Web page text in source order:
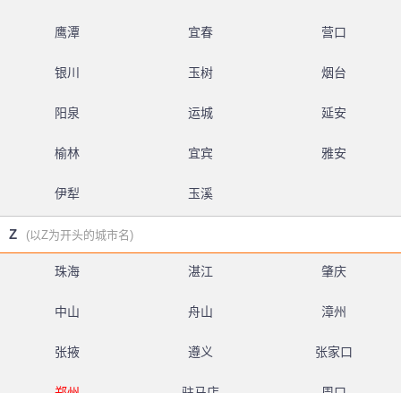
鹰潭 宜春 营口
银川 玉树 烟台
阳泉 运城 延安
榆林 宜宾 雅安
伊犁 玉溪
Z (以Z为开头的城市名)
珠海 湛江 肇庆
中山 舟山 漳州
张掖 遵义 张家口